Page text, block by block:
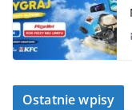
Ostatnie wpisy